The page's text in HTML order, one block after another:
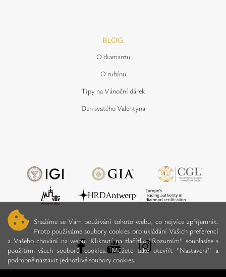
Snažíme se Vám používání tohoto webu, co nejvíce zpříjemnit.
Proto používáme soubory cookies pro ukládání Vašich preferencí
a Vašeho chování na webu. Kliknutí na tlačítko "Rozumím" souhlasíte s
použitím všech souborů cookies. Můžete také otevřít "Nastavení" a
podrobně nastavit jednotlivé soubory cookies.
BLOG
O diamantu
O rubínu
Tipy na Vánoční dárek
Den svatého Valentýna